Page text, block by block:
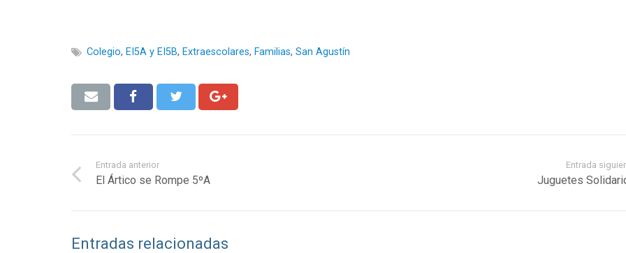
Colegio, EI5A y EI5B, Extraescolares, Familias,San Agustín
Entrada anterior
El Ártico se Rompe 5ºA
Entrada
Juguetes
Entradas relacionadas